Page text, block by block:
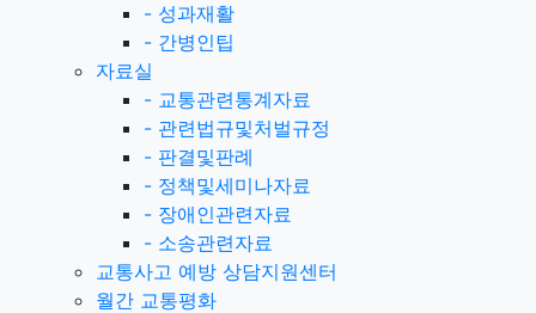
- 성과재활
- 간병인팁
자료실
- 교통관련통계자료
- 관련법규및처벌규정
- 판결및판례
- 정책및세미나자료
- 장애인관련자료
- 소송관련자료
교통사고 예방 상담지원센터
월간 교통평화